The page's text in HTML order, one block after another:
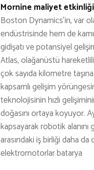
Mornine maliyet etkinliği
Boston Dynamics’in, var
endüstrisinde hem de
gidişatı ve potansiyel
Atlas, olağanüstü
çok sayıda kilometre taşına
kapsamlı gelişim
teknolojisinin hızlı
doğasını ortaya koyuyor.
kapsayarak robotik
arasındaki iş birliği daha
elektromotorlar batarya